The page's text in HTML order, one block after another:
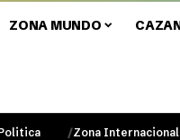
ZONA MUNDO
Zona Internacional